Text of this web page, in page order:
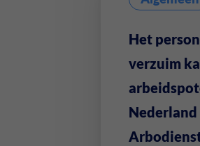
Het
verzuim
Nederland